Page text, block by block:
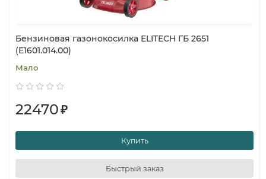
Бензиновая газонокосилка ELITECH ГБ 2651
(E1601.014.00)
Мало
22470₽
Купить
Быстрый заказ